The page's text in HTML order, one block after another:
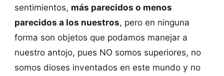
sentimientos, más parecidos o menos
parecidos a los nuestros, pero en ninguna
forma son objetos que podamos manejar a
nuestro antojo, pues NO somos superiores, no
somos dioses inventados en este mundo y no